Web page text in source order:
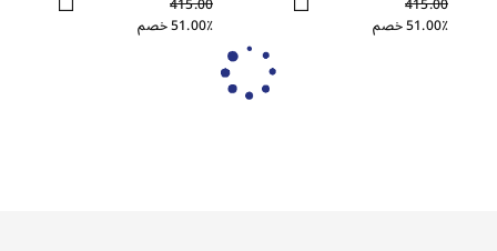
51.00٪ خصم 51.00٪ خصم